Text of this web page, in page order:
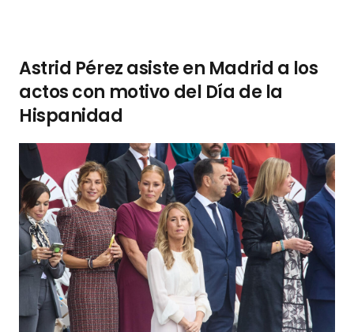
Astrid Pérez asiste en Madrid a los
actos con motivo del Día de la
Hispanidad